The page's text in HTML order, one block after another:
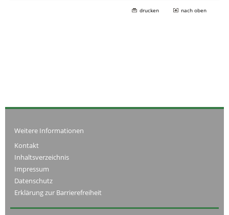
drucken nach oben
Weitere Informationen
Kontakt
Inhaltsverzeichnis
Impressum
Datenschutz
Erklärung zur Barrierefreiheit